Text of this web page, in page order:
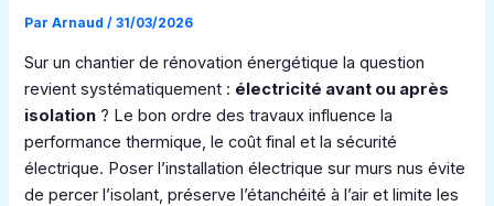
ParArnaud/31/03/2026
Sur un chantier de rénovation énergétique la question
revient systématiquement : électricité avant ou après
isolation ? Le bon ordre des travaux influence la
performance thermique, le coût final et la sécurité
électrique. Poser l’installation électrique sur murs nus évite
de percer l’isolant, préserve l’étanchéité à l’air et limite les